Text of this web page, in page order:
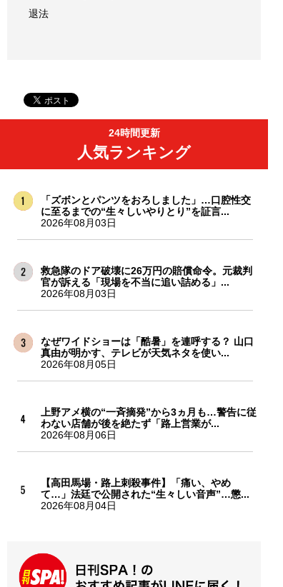
退法
24時間更新
人気ランキング
「ズボンとパンツをおろしました」…口腔性交
に至るまでの“生々しいやりとり”を証言...
2026年08月03日
救急隊のドア破壊に26万円の賠償命令。元裁判
官が訴える「現場を不当に追い詰める」...
2026年08月03日
なぜワイドショーは「酷暑」を連呼する？ 山口
真由が明かす、テレビが天気ネタを使い...
2026年08月05日
上野アメ横の“一斉摘発”から3ヵ月も…警告に従
わない店舗が後を絶たず「路上営業が...
2026年08月06日
【高田馬場・路上刺殺事件】「痛い、やめ
て…」法廷で公開された“生々しい音声”…懲...
2026年08月04日